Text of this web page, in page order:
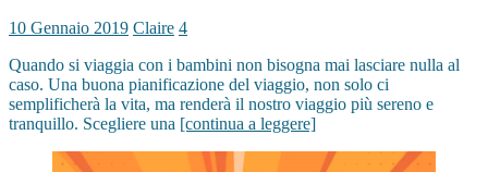
10 Gennaio 2019 Claire 4
Quando si viaggia con i bambini non bisogna mai lasciare nulla al
caso. Una buona pianificazione del viaggio, non solo ci
semplificherà la vita, ma renderà il nostro viaggio più sereno e
tranquillo. Scegliere una [continua a leggere]